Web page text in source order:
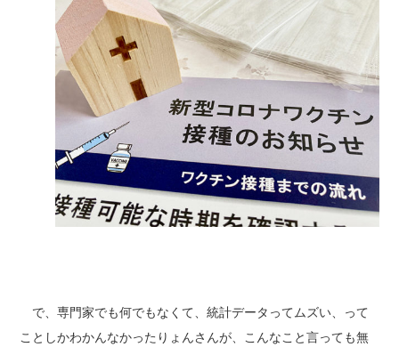
で、専門家でも何でもなくて、統計データってムズい、って
ことしかわかんなかったりょんさんが、こんなこと言っても無